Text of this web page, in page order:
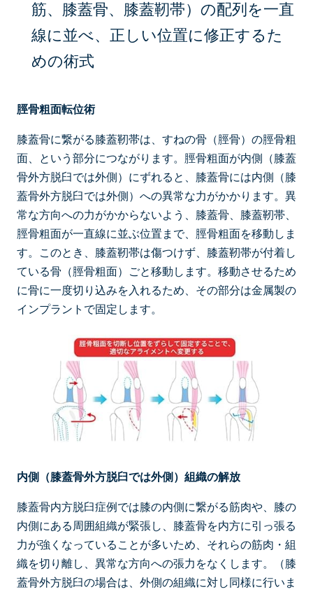
筋、膝蓋骨、膝蓋靭帯）の配列を一直
線に並べ、正しい位置に修正するた
めの術式
脛骨粗面転位術
膝蓋骨に繋がる膝蓋靭帯は、すねの骨（脛骨）の脛骨粗
面、という部分につながります。脛骨粗面が内側（膝蓋
骨外方脱臼では外側）にずれると、膝蓋骨には内側（膝
蓋骨外方脱臼では外側）への異常な力がかかります。異
常な方向への力がかからないよう、膝蓋骨、膝蓋靭帯、
脛骨粗面が一直線に並ぶ位置まで、脛骨粗面を移動しま
す。このとき、膝蓋靭帯は傷つけず、膝蓋靭帯が付着し
ている骨（脛骨粗面）ごと移動します。移動させるため
に骨に一度切り込みを入れるため、その部分は金属製の
インプラントで固定します。
内側（膝蓋骨外方脱臼では外側）組織の解放
膝蓋骨内方脱臼症例では膝の内側に繋がる筋肉や、膝の
内側にある周囲組織が緊張し、膝蓋骨を内方に引っ張る
力が強くなっていることが多いため、それらの筋肉・組
織を切り離し、異常な方向への張力をなくします。（膝
蓋骨外方脱臼の場合は、外側の組織に対し同様に行いま